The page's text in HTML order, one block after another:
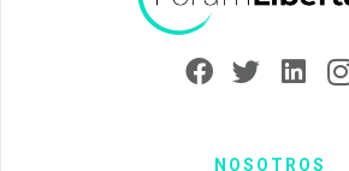
NOSOTROS